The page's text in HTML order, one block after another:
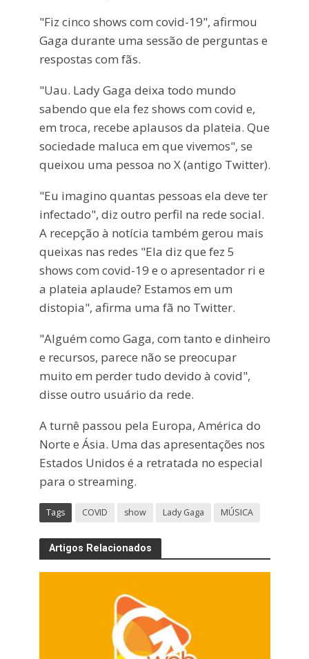
"Fiz cinco shows com covid-19", afirmou
Gaga durante uma sessão de perguntas e
respostas com fãs.
"Uau. Lady Gaga deixa todo mundo
sabendo que ela fez shows com covid e,
em troca, recebe aplausos da plateia. Que
sociedade maluca em que vivemos", se
queixou uma pessoa no X (antigo Twitter).
"Eu imagino quantas pessoas ela deve ter
infectado", diz outro perfil na rede social.
A recepção à notícia também gerou mais
queixas nas redes "Ela diz que fez 5
shows com covid-19 e o apresentador ri e
a plateia aplaude? Estamos em um
distopia", afirma uma fã no Twitter.
"Alguém como Gaga, com tanto e dinheiro
e recursos, parece não se preocupar
muito em perder tudo devido à covid",
disse outro usuário da rede.
A turnê passou pela Europa, América do
Norte e Ásia. Uma das apresentações nos
Estados Unidos é a retratada no especial
para o streaming.
Tags COVID show Lady Gaga MÚSICA
Artigos Relacionados